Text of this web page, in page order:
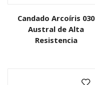
Candado Arcoíris 030
Austral de Alta
Resistencia